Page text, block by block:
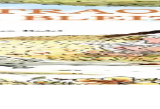
et fier comme un loup qu’il part en